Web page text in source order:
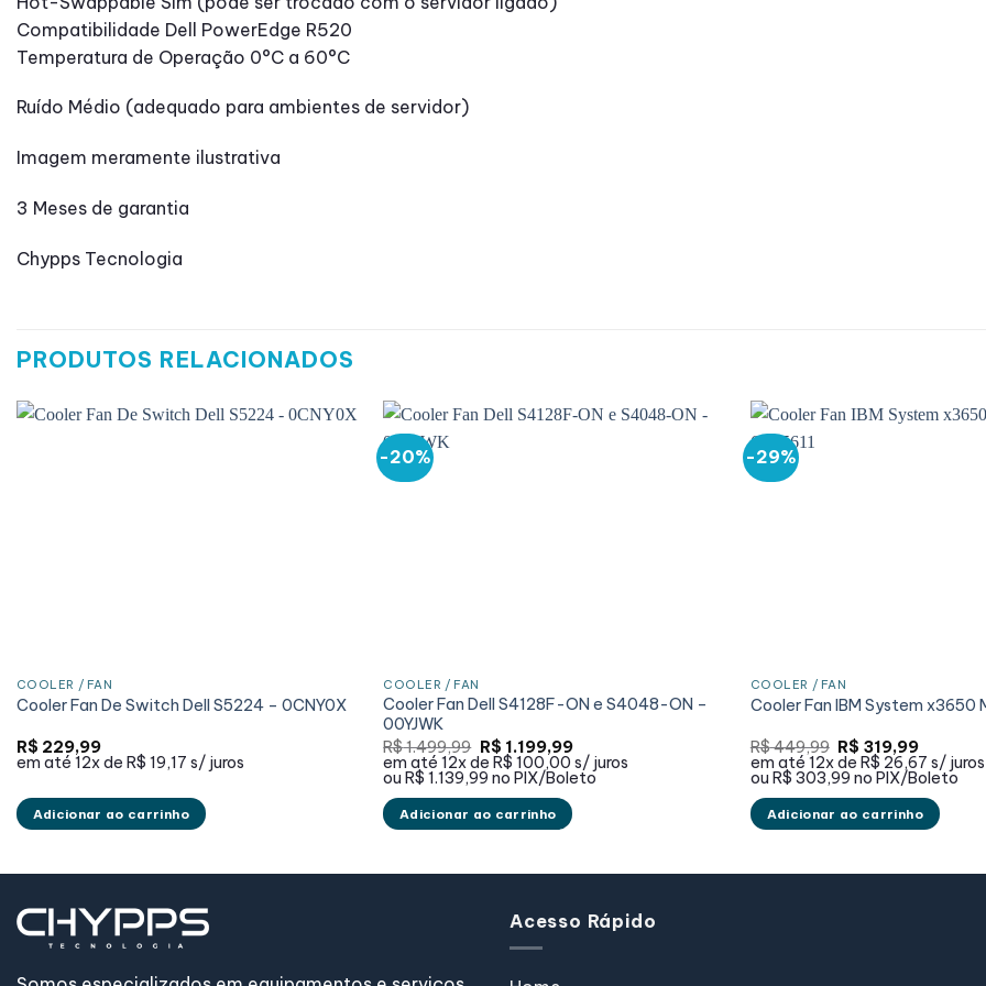
Compatibilidade Dell PowerEdge R520
Temperatura de Operação 0°C a 60°C
Ruído Médio (adequado para ambientes de servidor)
Imagem meramente ilustrativa
3 Meses de garantia
Chypps Tecnologia
PRODUTOS RELACIONADOS
COOLER / FAN
Cooler Fan De Switch Dell S5224 – 0CNY0X
R$ 229,99
em até 12x de R$ 19,17 s/ juros
Adicionar ao carrinho
-20%
COOLER / FAN
Cooler Fan Dell S4128F-ON e S4048-ON –
00YJWK
R$1.499,99 O
preço
original
R$ 1.499,99.
R$ 1.199,99O
preço
atual
R$ 1.199,99.
em até12x de R$ 100,00 s/ juros
ouR$ 1.139,99no PIX/Boleto
Adicionar ao carrinho
-29%
COOLER / FAN
Cooler Fan IBM System x3650
R$449,99 O
preço
original
R$ 449,99.
R$ 319,99O
preço
atual
R$
em até 12x de R$ 26,67 s/ juros
ou R$ 303,99 no PIX/Boleto
Adicionar ao carrinho
Acesso Rápido